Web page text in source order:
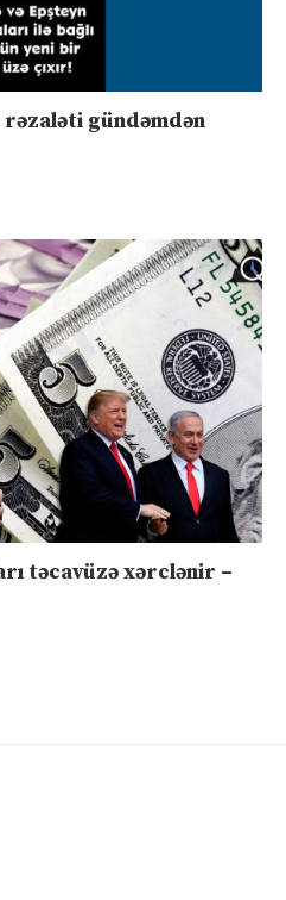
gündəmdən
təcavüzə xərclənir –